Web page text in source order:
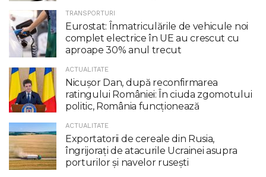
TRANSPORTURI
Eurostat: Înmatriculările de vehicule noi
complet electrice în UE au crescut cu
aproape 30% anul trecut
ACTUALITATE
Nicuşor Dan, după reconfirmarea
ratingului României: În ciuda zgomotului
politic, România funcţionează
ACTUALITATE
Exportatorii de cereale din Rusia,
îngrijorați de atacurile Ucrainei asupra
porturilor și navelor rusești